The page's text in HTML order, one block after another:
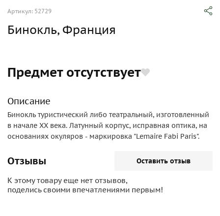
Артикул: 52729
Бинокль, Франция
Предмет отсутствует
Описание
Бинокль туристический либо театральный, изготовленный
в начале ХХ века. Латунный корпус, исправная оптика, на
основаниях окуляров - маркировка "Lemaire Fabi Paris".
Отзывы Оставить отзыв
К этому товару еще нет отзывов,
поделись своими впечатлениями первым!